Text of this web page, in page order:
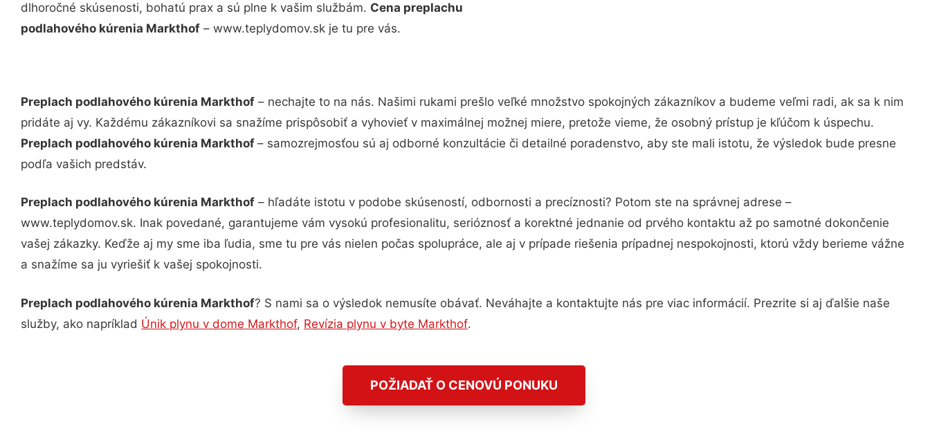
dlhoročné skúsenosti, bohatú prax a sú plne k vašim službám. Cena preplachu
podlahového kúrenia Markthof – www.teplydomov.sk je tu pre vás.
Preplach podlahového kúrenia Markthof – nechajte to na nás. Našimi rukami prešlo veľké množstvo spokojných zákazníkov a budeme veľmi radi, ak sa k nim
pridáte aj vy. Každému zákazníkovi sa snažíme prispôsobiť a vyhovieť v maximálnej možnej miere, pretože vieme, že osobný prístup je kľúčom k úspechu.
Preplach podlahového kúrenia Markthof – samozrejmosťou sú aj odborné konzultácie či detailné poradenstvo, aby ste mali istotu, že výsledok bude presne
podľa vašich predstáv.
Preplach podlahového kúrenia Markthof – hľadáte istotu v podobe skúseností, odbornosti a precíznosti? Potom ste na správnej adrese –
www.teplydomov.sk. Inak povedané, garantujeme vám vysokú profesionalitu, serióznosť a korektné jednanie od prvého kontaktu až po samotné dokončenie
vašej zákazky. Keďže aj my sme iba ľudia, sme tu pre vás nielen počas spolupráce, ale aj v prípade riešenia prípadnej nespokojnosti, ktorú vždy berieme vážne
a snažíme sa ju vyriešiť k vašej spokojnosti.
Preplach podlahového kúrenia Markthof? S nami sa o výsledok nemusíte obávať. Neváhajte a kontaktujte nás pre viac informácií. Prezrite si aj ďalšie naše
služby, ako napríklad Únik plynu v dome Markthof, Revízia plynu v byte Markthof.
POŽIADAŤ O CENOVÚ PONUKU